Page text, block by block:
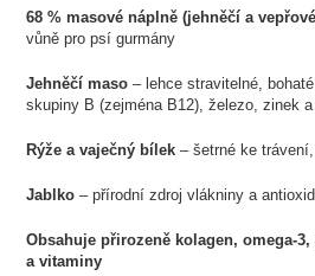
68 % masové náplně (jehněčí a
vůně pro psí gurmány
Jehněčí maso – lehce stravitelné,
skupiny B (zejména B12), železo, zinek
Rýže a vaječný bílek – šetrné ke
Jablko – přírodní zdroj vlákniny a
Obsahuje přirozeně kolagen, omega-
a vitaminy